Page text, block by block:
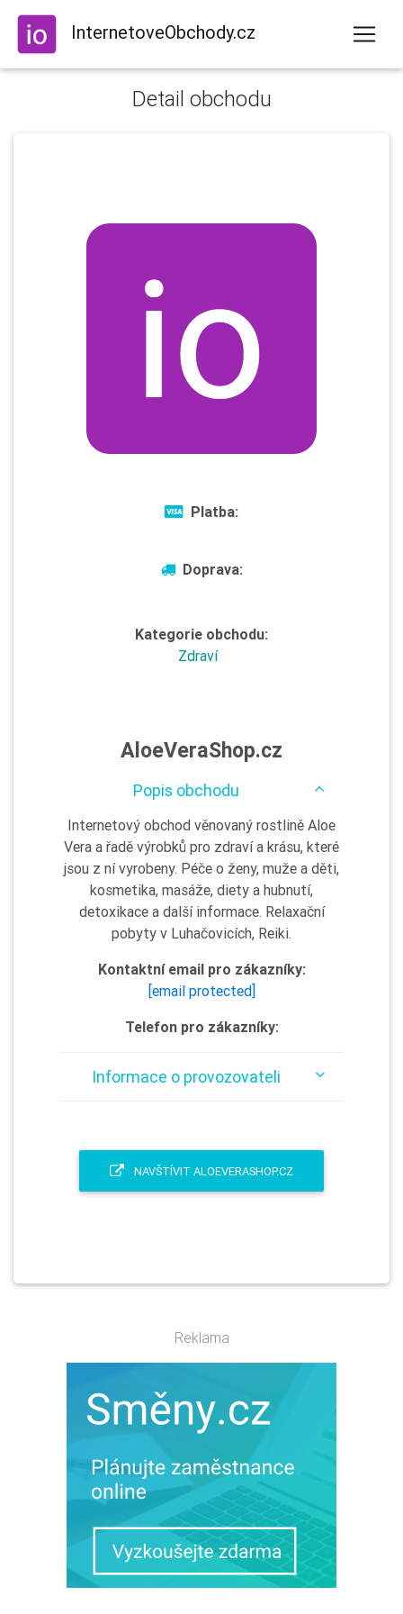
InternetoveObchody.cz
Detail obchodu
Platba:
Doprava:
Kategorie obchodu:
Zdraví
AloeVeraShop.cz
Popis obchodu
Internetový obchod věnovaný rostlině Aloe
Vera a řadě výrobků pro zdraví a krásu, které
jsou z ní vyrobeny. Péče o ženy, muže a děti,
kosmetika, masáže, diety a hubnutí,
detoxikace a další informace. Relaxační
pobyty v Luhačovicích, Reiki.
Kontaktní email pro zákazníky:
[email protected]
Telefon pro zákazníky:
Informace o provozovateli
NAVŠTÍVIT ALOEVERASHOP.CZ
Reklama